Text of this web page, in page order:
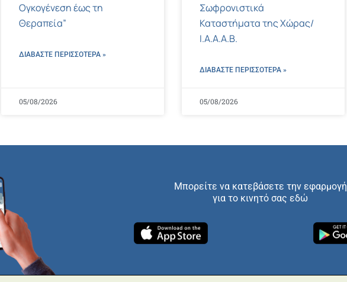
Ογκογένεση έως τη
Θεραπεία”
ΔΙΑΒΑΣΤΕ ΠΕΡΙΣΣΌΤΕΡΑ »
05/08/2026
Σωφρονιστικά
Καταστήματα της Χώρας/
Ι.Α.Α.Α.Β.
ΔΙΑΒΑΣΤΕ ΠΕΡΙΣΣΌΤΕΡΑ »
05/08/2026
Μπορείτε να κατεβάσετε την εφαρμογή
για το κινητό σας εδώ